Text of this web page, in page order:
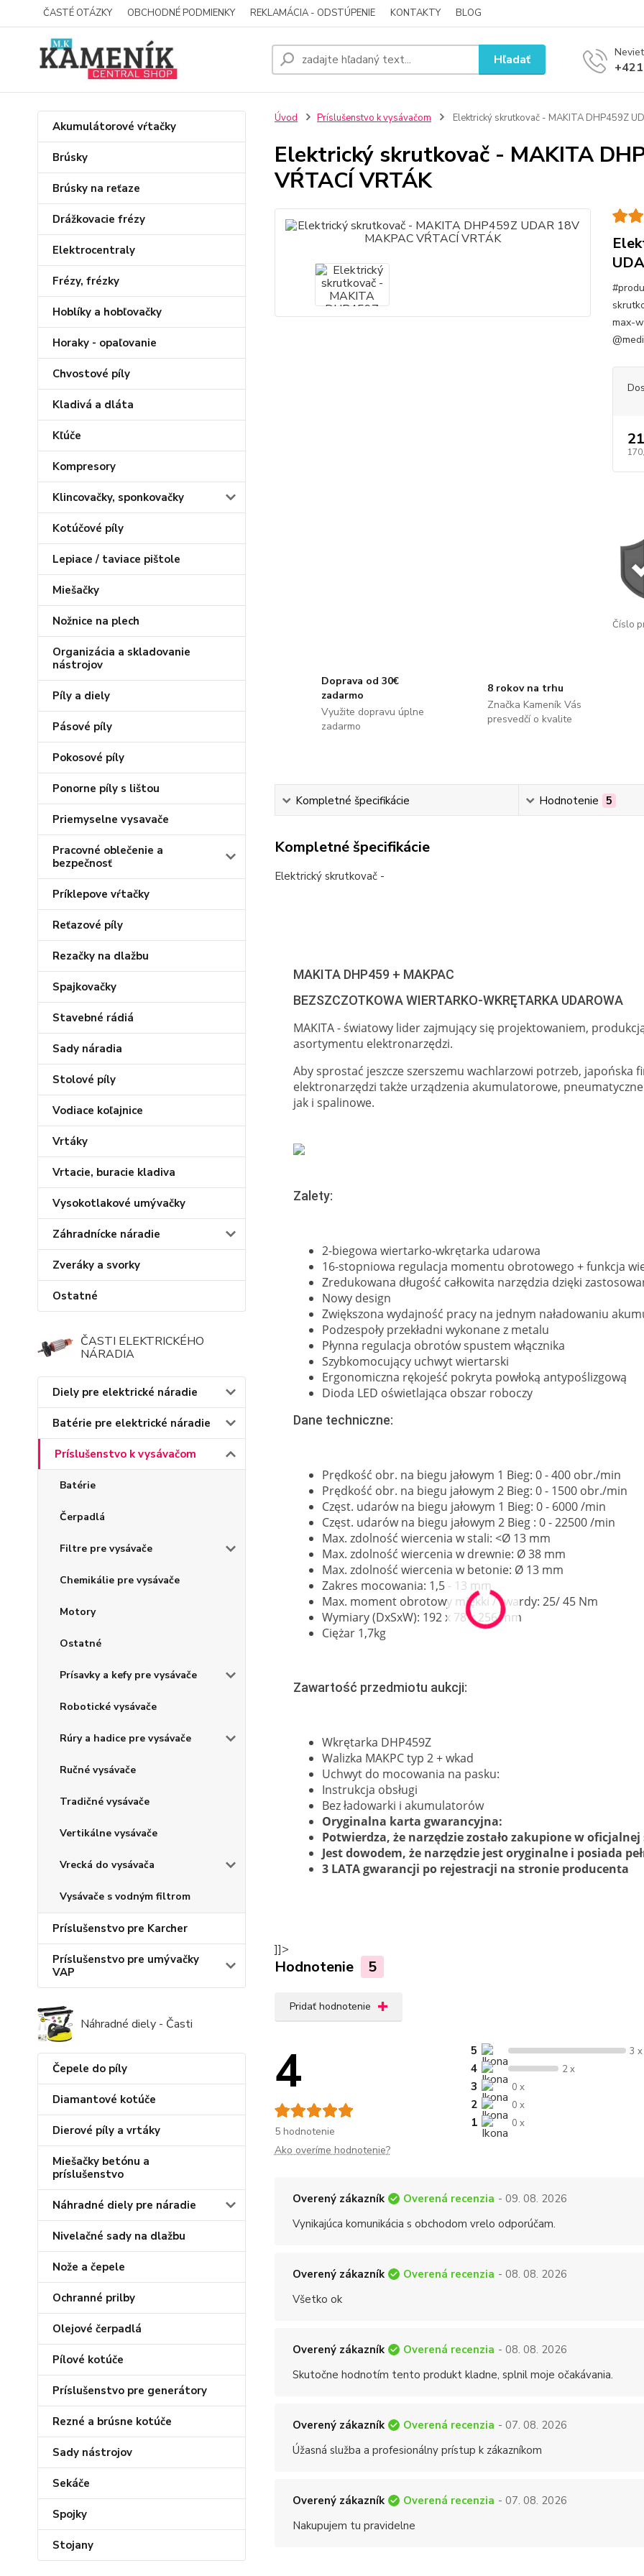
ČASTÉ OTÁZKY OBCHODNÉ PODMIENKY REKLAMÁCIA - ODSTÚPENIE KONTAKTY BLOG
Hľadať
Akumulátorové vŕtačky
Brúsky
Brúsky na reťaze
Drážkovacie frézy
Elektrocentraly
Frézy, frézky
Hoblíky a hobľovačky
Horaky - opaľovanie
Chvostové píly
Kladivá a dláta
Kľúče
Kompresory
Klincovačky, sponkovačky
Kotúčové píly
Lepiace / taviace pištole
Miešačky
Nožnice na plech
Organizácia a skladovanie
nástrojov
Píly a diely
Pásové píly
Pokosové píly
Ponorne píly s lištou
Priemyselne vysavače
Pracovné oblečenie a
bezpečnosť
Príklepove vŕtačky
Reťazové píly
Rezačky na dlažbu
Spajkovačky
Stavebné rádiá
Sady náradia
Stolové píly
Vodiace koľajnice
Vrtáky
Vrtacie, buracie kladiva
Vysokotlakové umývačky
Záhradnícke náradie
Zveráky a svorky
Ostatné
ČASTI ELEKTRICKÉHO
NÁRADIA
Diely pre elektrické náradie
Batérie pre elektrické náradie
Príslušenstvo k vysávačom
Batérie
Čerpadlá
Filtre pre vysávače
Chemikálie pre vysávače
Motory
Ostatné
Prísavky a kefy pre vysávače
Robotické vysávače
Rúry a hadice pre vysávače
Ručné vysávače
Tradičné vysávače
Vertikálne vysávače
Vrecká do vysávača
Vysávače s vodným filtrom
Príslušenstvo pre Karcher
Príslušenstvo pre umývačky
VAP
Náhradné diely - Časti
Čepele do píly
Diamantové kotúče
Dierové píly a vrtáky
Miešačky betónu a
príslušenstvo
Náhradné diely pre náradie
Nivelačné sady na dlažbu
Nože a čepele
Ochranné prilby
Olejové čerpadlá
Pílové kotúče
Príslušenstvo pre generátory
Rezné a brúsne kotúče
Sady nástrojov
Sekáče
Spojky
Stojany
Úvod Príslušenstvo k vysávačom Elektrický skrutkovač - MAKITA DHP459Z
Elektrický skrutkovač - MAKITA
VŔTACÍ VRTÁK
max-
Číslo
Doprava od 30€
zadarmo
Využite dopravu úplne
zadarmo
8 rokov na trhu
Značka Kameník Vás
presvedčí o kvalite
Kompletné špecifikácie Hodnotenie 5
Kompletné špecifikácie
Elektrický skrutkovač -
MAKITA DHP459 + MAKPAC
BEZSZCZOTKOWA WIERTARKO-WKRĘTARKA UDAROWA
MAKITA - światowy lider zajmujący się projektowaniem,
asortymentu elektronarzędzi.
Aby sprostać jeszcze szerszemu wachlarzowi potrzeb, japońska
elektronarzędzi także urządzenia akumulatorowe,
jak i spalinowe.
Zalety:
2-biegowa wiertarko-wkrętarka udarowa
16-stopniowa regulacja momentu obrotowego + funkcja
Zredukowana długość całkowita narzędzia dzięki
Nowy design
Zwiększona wydajność pracy na jednym naładowaniu
Podzespoły przekładni wykonane z metalu
Płynna regulacja obrotów spustem włącznika
Szybkomocujący uchwyt wiertarski
Ergonomiczna rękojeść pokryta powłoką antypoślizgową
Dioda LED oświetlająca obszar roboczy
Dane techniczne:
Prędkość obr. na biegu jałowym 1 Bieg: 0 - 400 obr./min
Prędkość obr. na biegu jałowym 2 Bieg: 0 - 1500 obr./min
Częst. udarów na biegu jałowym 1 Bieg: 0 - 6000 /min
Częst. udarów na biegu jałowym 2 Bieg : 0 - 22500 /min
Max. zdolność wiercenia w stali: <Ø 13 mm
Max. zdolność wiercenia w drewnie: Ø 38 mm
Max. zdolność wiercenia w betonie: Ø 13 mm
Zakres mocowania: 1,5 - 13 mm
Max. moment obrotowy miękki / twardy: 25/ 45 Nm
Wymiary (DxSxW): 192 x 78 x 256 mm
Ciężar 1,7kg
Zawartość przedmiotu aukcji:
Wkrętarka DHP459Z
Walizka MAKPC typ 2 + wkad
Uchwyt do mocowania na pasku:
Instrukcja obsługi
Bez ładowarki i akumulatorów
Oryginalna karta gwarancyjna:
Potwierdza, że narzędzie zostało zakupione w oficjalnej
Jest dowodem, że narzędzie jest oryginalne i posiada
3 LATA gwarancji po rejestracji na stronie producenta
]]>
Hodnotenie 5
Pridať hodnotenie
4
5 hodnotenie
5 3 x
4 2 x
3 0 x
2 0 x
1 0 x
Ako overíme hodnotenie?
Overený zákazník Overená recenzia - 09. 08. 2026
Vynikajúca komunikácia s obchodom vrelo odporúčam.
Overený zákazník Overená recenzia - 08. 08. 2026
Všetko ok
Overený zákazník Overená recenzia - 08. 08. 2026
Skutočne hodnotím tento produkt kladne, splnil moje očakávania.
Overený zákazník Overená recenzia - 07. 08. 2026
Úžasná služba a profesionálny prístup k zákazníkom
Overený zákazník Overená recenzia - 07. 08. 2026
Nakupujem tu pravidelne